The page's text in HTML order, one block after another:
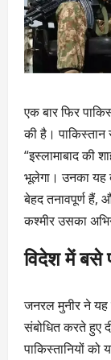
एक बार फिर
की है।
“इस्लामाबाद की
भूलेगा। उनका यह
बेहद तनावपूर्ण हैं,
कश्मीर उसका
विदेश में बसे
जनरल मुनीर ने यह
संबोधित करते हुए
पाकिस्तानियों को